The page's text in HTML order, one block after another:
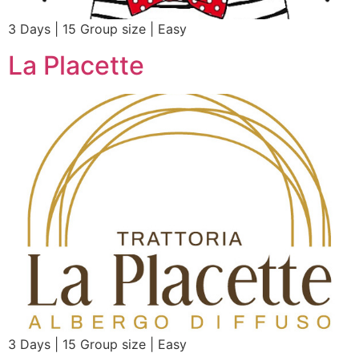
3 Days | 15 Group size | Easy
La Placette
3 Days | 15 Group size | Easy